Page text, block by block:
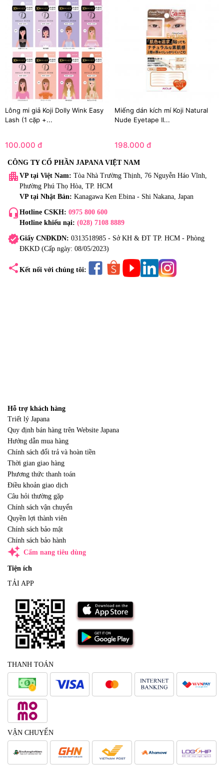
Lông mi giả Koji Dolly Wink Easy
Lash (1 cặp +...
100.000 đ
Miếng dán kích mí Koji Natural
Nude Eyetape II...
198.000 đ
CÔNG TY CỔ PHẦN JAPANA VIỆT NAM
apartment VP tại Việt Nam: Tòa Nhà Trường Thịnh, 76 Nguyễn Háo Vĩnh,
Phường Phú Thọ Hòa, TP. HCM
VP tại Nhật Bản: Kanagawa Ken Ebina - Shi Nakana, Japan
headset_mic Hotline CSKH: 0975 800 600
Hotline khiếu nại: (028) 7108 8889
verifiedGiấy CNĐKDN: 0313518985 - Sở KH & ĐT TP. HCM - Phòng
ĐKKD (Cấp ngày: 08/05/2023)
share Kết nối với chúng tôi:
Hỗ trợ khách hàng
Triết lý Japana
Quy định bán hàng trên Website Japana
Hướng dẫn mua hàng
Chính sách đổi trả và hoàn tiền
Thời gian giao hàng
Phương thức thanh toán
Điều khoản giao dịch
Câu hỏi thường gặp
Chính sách vận chuyển
Quyền lợi thành viên
Chính sách bảo mật
Chính sách bảo hành
auto_awesome Cẩm nang tiêu dùng
Tiện ích
TẢI APP
THANH TOÁN
VẬN CHUYỂN